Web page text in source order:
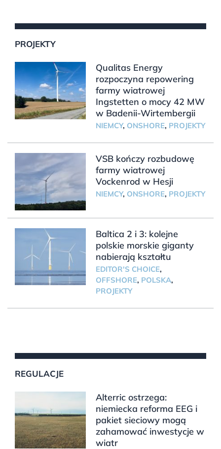
PROJEKTY
Qualitas Energy
rozpoczyna repowering
farmy wiatrowej
Ingstetten o mocy 42 MW
w Badenii-Wirtembergii
NIEMCY, ONSHORE, PROJEKTY
VSB kończy rozbudowę
farmy wiatrowej
Vockenrod w Hesji
NIEMCY, ONSHORE, PROJEKTY
Baltica 2 i 3: kolejne
polskie morskie giganty
nabierają kształtu
EDITOR'S CHOICE,
OFFSHORE, POLSKA,
PROJEKTY
REGULACJE
Alterric ostrzega:
niemiecka reforma EEG i
pakiet sieciowy mogą
zahamować inwestycje w
wiatr